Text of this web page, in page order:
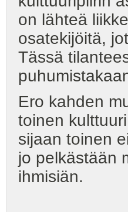
on lähteä
osatekijöitä,
Tässä
Ero kahden
toinen
sijaan toinen
jo pelkästään
ihmisiän.